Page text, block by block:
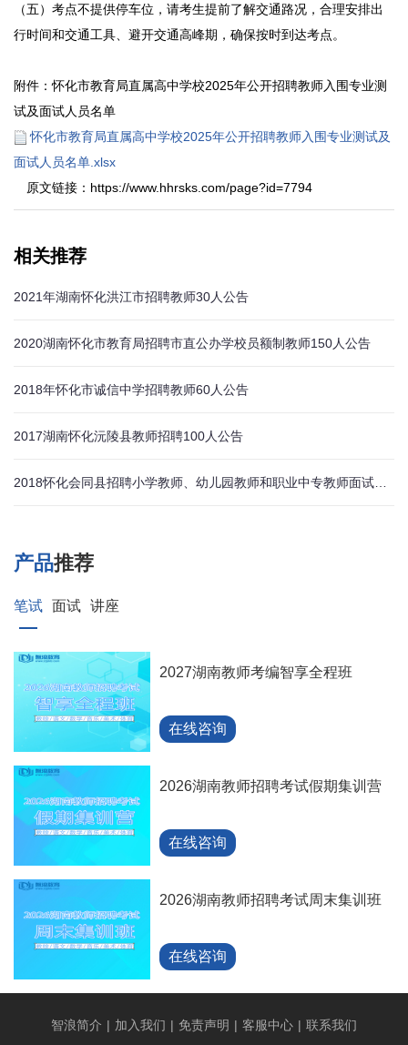
（五）考点不提供停车位，请考生提前了解交通路况，合理安排出
行时间和交通工具、避开交通高峰期，确保按时到达考点。
附件：怀化市教育局直属高中学校2025年公开招聘教师入围专业测
试及面试人员名单
怀化市教育局直属高中学校2025年公开招聘教师入围专业测试及
面试人员名单.xlsx
原文链接：https://www.hhrsks.com/page?id=7794
相关推荐
2021年湖南怀化洪江市招聘教师30人公告
2020湖南怀化市教育局招聘市直公办学校员额制教师150人公告
2018年怀化市诚信中学招聘教师60人公告
2017湖南怀化沅陵县教师招聘100人公告
产品推荐
笔试 面试 讲座
2027湖南教师考编智享全程班
在线咨询
2026湖南教师招聘考试假期集训营
在线咨询
2026湖南教师招聘考试周末集训班
在线咨询
智浪简介 | 加入我们 | 免责声明 | 客服中心 | 联系我们